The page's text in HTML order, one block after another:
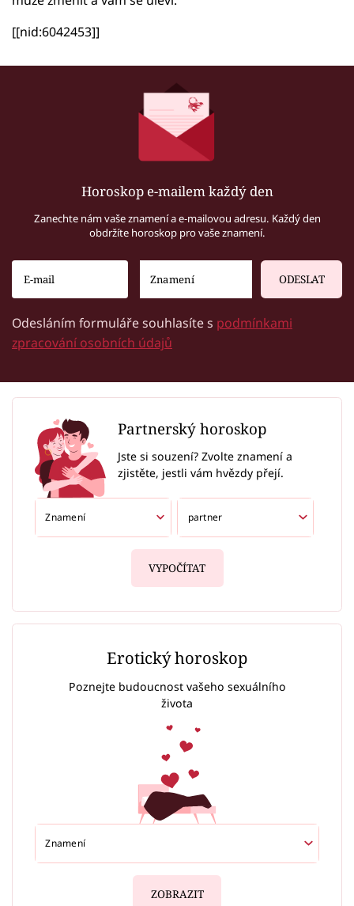
[[nid:6042453]]
Horoskop e-mailem každý den
Zanechte nám vaše znamení a e-mailovou adresu. Každý den
obdržíte horoskop pro vaše znamení.
ODESLAT
Odesláním formuláře souhlasíte s podmínkami
zpracování osobních údajů
Partnerský horoskop
Jste si souzení? Zvolte znamení a
zjistěte, jestli vám hvězdy přejí.
VYPOČÍTAT
Erotický horoskop
Poznejte budoucnost vašeho sexuálního
života
ZOBRAZIT